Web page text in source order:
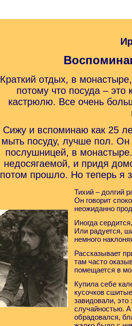
Краткий отдых, в
потому что посуда – это
кастрюлю. Все очень
Сижу и вспоминаю как 25
мыть посуду, лучше пол. Он
послушницей, в
недосягаемой, и придя
потом прошло. Но теперь я
Тихий – долгий
Он говорит
неожиданно
Иногда
Или радуется,
немного
Рассказывает
там часто
помещается в
Купила себе
кусочков
завидовали,
случайностью.
обрадовался,